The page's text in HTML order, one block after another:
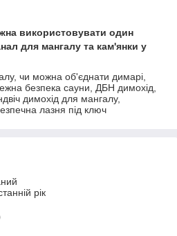
використовувати один
для мангалу та кам'янки у
чи можна об'єднати димарі,
безпека сауни, ДБН димохід,
димохід для мангалу,
лазня під ключ
рік